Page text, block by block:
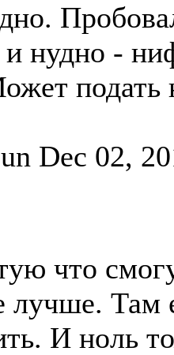
нудно -
подать
Dec 02,
что
лучше. Там
И ноль